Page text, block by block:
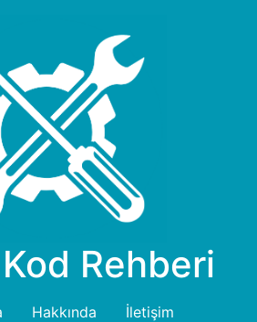
Rehberi
Hakkında
İletişim